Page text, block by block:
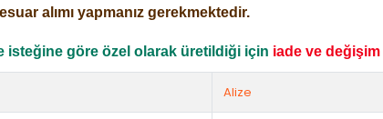
alımı yapmanız gerekmektedir.
göre özel olarak üretildiği için iade ve değişim
Alize